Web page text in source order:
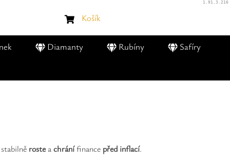
Diamanty Rubíny Safíry
Košík
1.91.3.216
rosteachránífinance před inflací.